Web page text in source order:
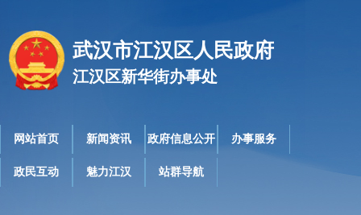
武汉市江汉区人民政府
江汉区新华街办事处
网站首页 新闻资讯 政府信息公开 办事服务
政民互动 魅力江汉 站群导航